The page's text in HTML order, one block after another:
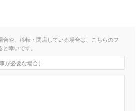
合や、移転・閉店している場合は、こちらのフ
幸いです。